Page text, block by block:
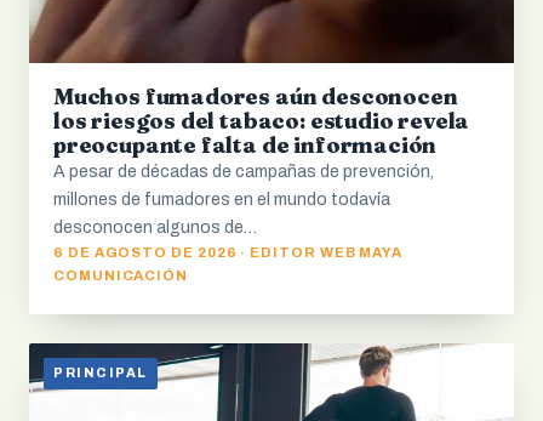
Muchos fumadores aún desconocen
los riesgos del tabaco: estudio revela
preocupante falta de información
A pesar de décadas de campañas de prevención,
millones de fumadores en el mundo todavía
desconocen algunos de…
6 DE AGOSTO DE 2026 · EDITOR WEB MAYA
COMUNICACIÓN
PRINCIPAL